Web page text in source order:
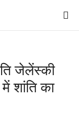
जेलेंस्की
शांति का